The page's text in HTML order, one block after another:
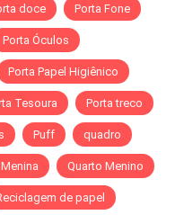
doce Porta Fone
Porta Óculos
Porta Papel Higiênico
Tesoura Porta treco
Puff quadro
Quarto Menino
de papel